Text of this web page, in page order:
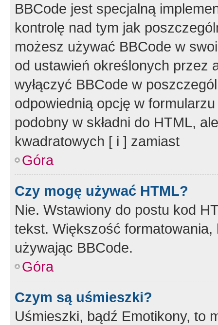
BBCode jest specjalną
kontrolę nad tym jak
możesz używać BBCode w
od ustawień określonych przez
wyłączyć BBCode w
odpowiednią opcję w
podobny w składni do HTML,
kwadratowych [ i ] zamiast
Góra
Czy mogę używać HTML?
Nie. Wstawiony do postu kod
tekst. Większość
używając BBCode.
Góra
Czym są uśmieszki?
Uśmieszki, bądź Emotikony, to